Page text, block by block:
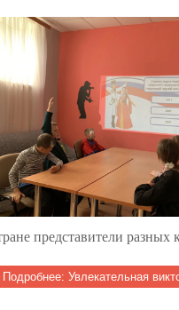
представители разных
Увлекательная